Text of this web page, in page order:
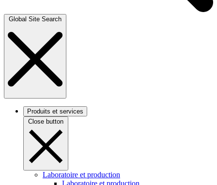
Global Site Search
Produits et services
Close button
Laboratoire et production